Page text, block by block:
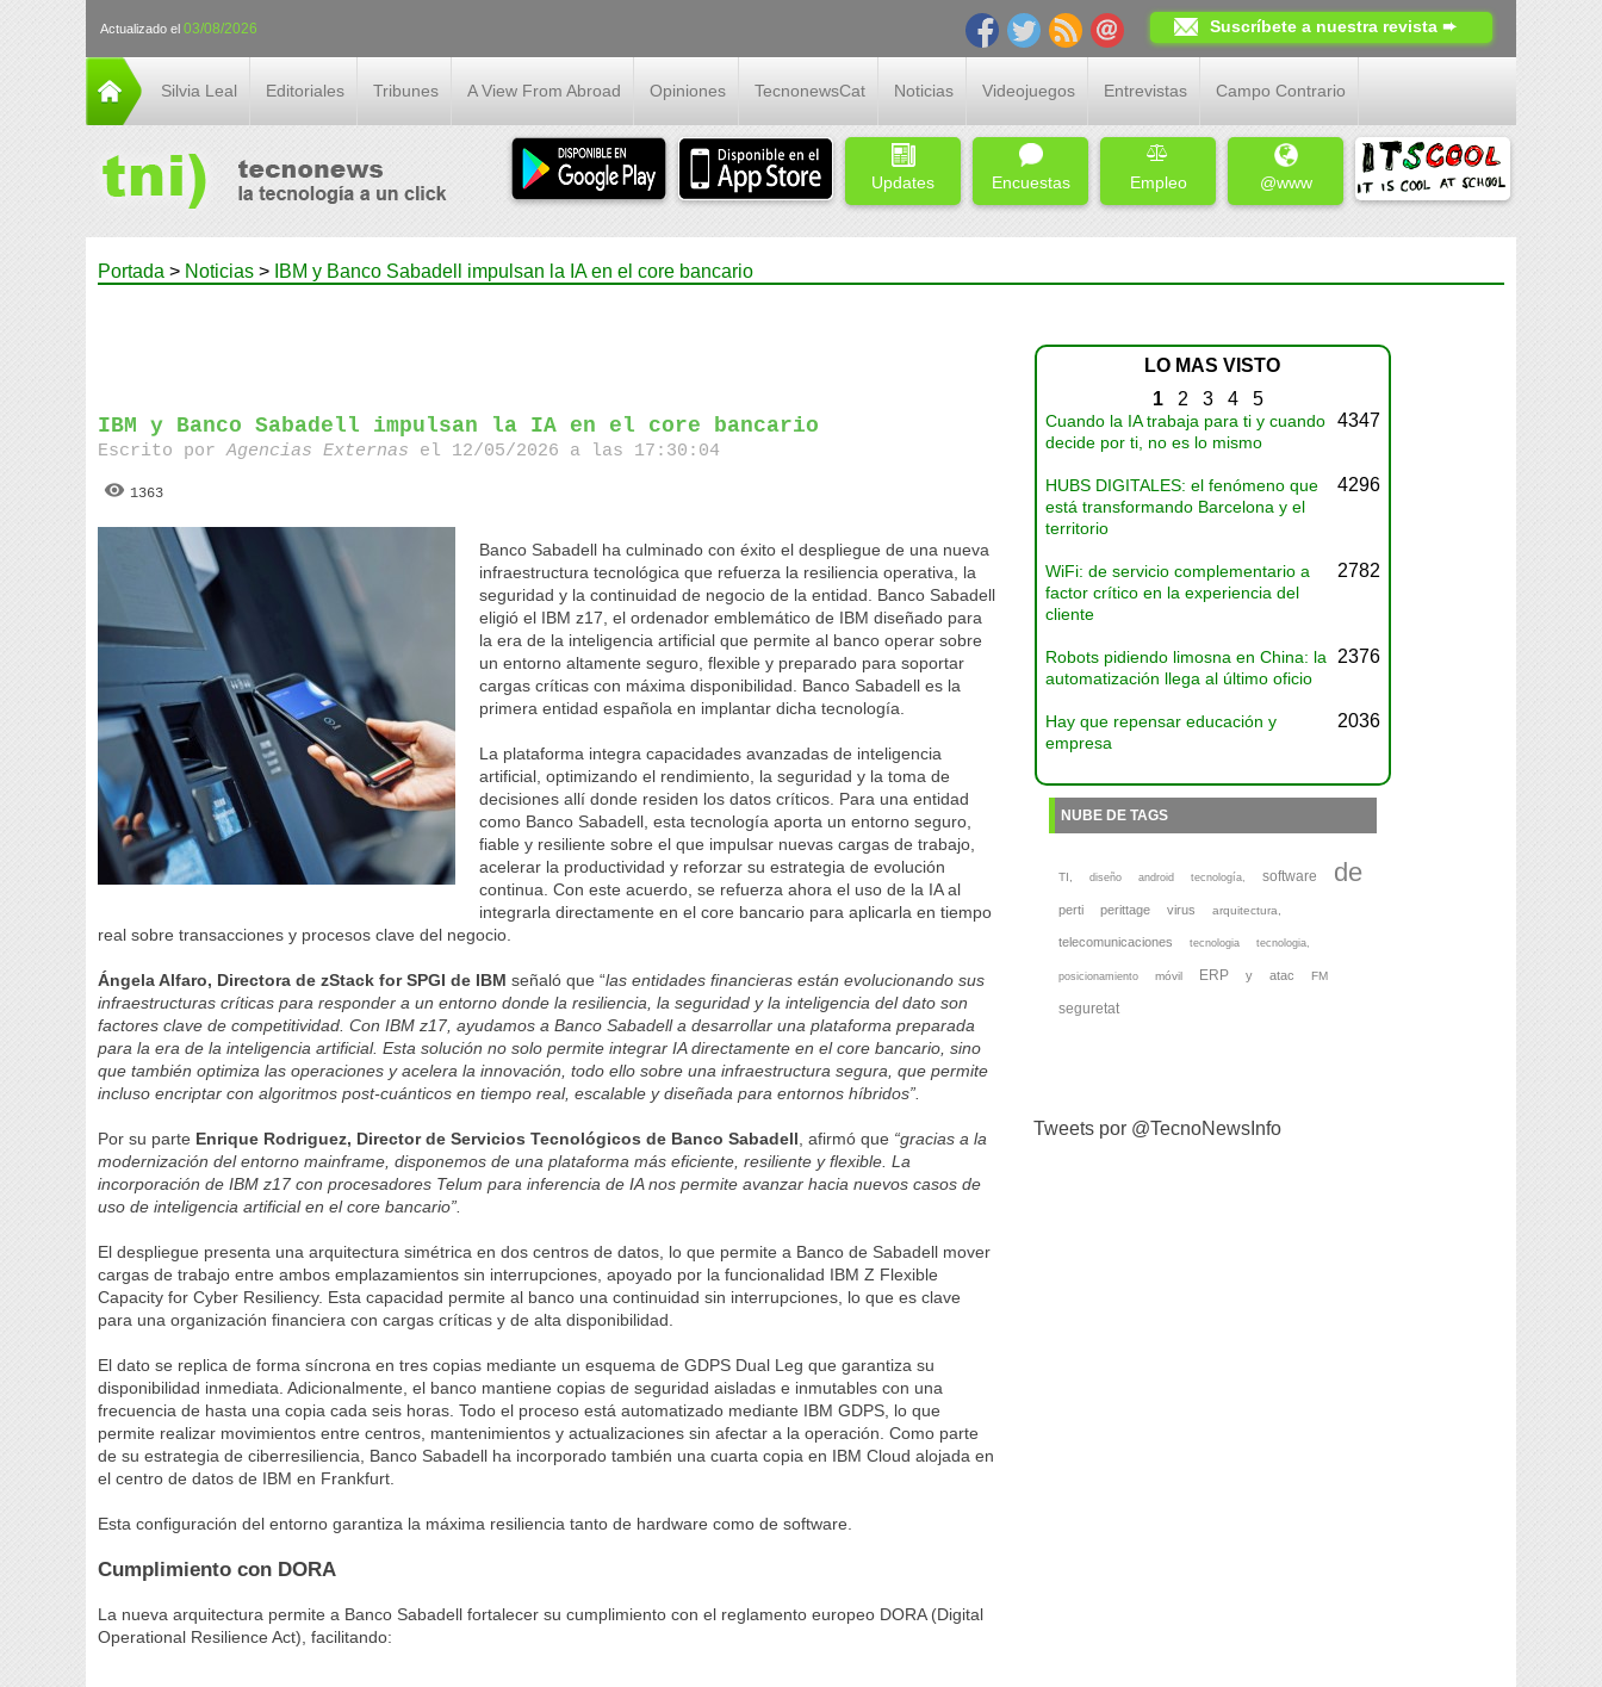
Actualizado el 03/08/2026 Suscríbete a nuestra revista ➨
Silvia Leal Editoriales Tribunes A View From Abroad Opiniones TecnonewsCat Noticias Videojuegos Entrevistas Campo Contrario
Updates Encuestas Empleo @www
Portada > Noticias > IBM y Banco Sabadell impulsan la IA en el core bancario
IBM y Banco Sabadell impulsan la IA en el core bancario
Escrito porAgencias Externas el 12/05/2026 a las 17:30:04
1363
Banco Sabadell ha culminado con éxito el despliegue de una nueva
infraestructura tecnológica que refuerza la resiliencia operativa, la
seguridad y la continuidad de negocio de la entidad. Banco Sabadell
eligió el IBM z17, el ordenador emblemático de IBM diseñado para
la era de la inteligencia artificial que permite al banco operar sobre
un entorno altamente seguro, flexible y preparado para soportar
cargas críticas con máxima disponibilidad. Banco Sabadell es la
primera entidad española en implantar dicha tecnología.
La plataforma integra capacidades avanzadas de inteligencia
artificial, optimizando el rendimiento, la seguridad y la toma de
decisiones allí donde residen los datos críticos. Para una entidad
como Banco Sabadell, esta tecnología aporta un entorno seguro,
fiable y resiliente sobre el que impulsar nuevas cargas de trabajo,
acelerar la productividad y reforzar su estrategia de evolución
continua. Con este acuerdo, se refuerza ahora el uso de la IA al
integrarla directamente en el core bancario para aplicarla en tiempo
real sobre transacciones y procesos clave del negocio.
Ángela Alfaro, Directora de zStack for SPGI de IBM señaló que “las entidades financieras están evolucionando sus
infraestructuras críticas para responder a un entorno donde la resiliencia, la seguridad y la inteligencia del dato son
factores clave de competitividad. Con IBM z17, ayudamos a Banco Sabadell a desarrollar una plataforma preparada
para la era de la inteligencia artificial. Esta solución no solo permite integrar IA directamente en el core bancario, sino
que también optimiza las operaciones y acelera la innovación, todo ello sobre una infraestructura segura, que permite
incluso encriptar con algoritmos post-cuánticos en tiempo real, escalable y diseñada para entornos híbridos”.
Por su parte Enrique Rodriguez, Director de Servicios Tecnológicos de Banco Sabadell , afirmó que “gracias a la
modernización del entorno mainframe, disponemos de una plataforma más eficiente, resiliente y flexible. La
incorporación de IBM z17 con procesadores Telum para inferencia de IA nos permite avanzar hacia nuevos casos de
uso de inteligencia artificial en el core bancario”.
El despliegue presenta una arquitectura simétrica en dos centros de datos, lo que permite a Banco de Sabadell mover
cargas de trabajo entre ambos emplazamientos sin interrupciones, apoyado por la funcionalidad IBM Z Flexible
Capacity for Cyber Resiliency. Esta capacidad permite al banco una continuidad sin interrupciones, lo que es clave
para una organización financiera con cargas críticas y de alta disponibilidad.
El dato se replica de forma síncrona en tres copias mediante un esquema de GDPS Dual Leg que garantiza su
disponibilidad inmediata. Adicionalmente, el banco mantiene copias de seguridad aisladas e inmutables con una
frecuencia de hasta una copia cada seis horas. Todo el proceso está automatizado mediante IBM GDPS, lo que
permite realizar movimientos entre centros, mantenimientos y actualizaciones sin afectar a la operación. Como parte
de su estrategia de ciberresiliencia, Banco Sabadell ha incorporado también una cuarta copia en IBM Cloud alojada en
el centro de datos de IBM en Frankfurt.
Esta configuración del entorno garantiza la máxima resiliencia tanto de hardware como de software.
Cumplimiento con DORA
La nueva arquitectura permite a Banco Sabadell fortalecer su cumplimiento con el reglamento europeo DORA (Digital
Operational Resilience Act), facilitando:
LO MAS VISTO
1 2 3 4 5
Cuando la IA trabaja para ti y cuando
decide por ti, no es lo mismo
4347
HUBS DIGITALES: el fenómeno que
está transformando Barcelona y el
territorio
4296
WiFi: de servicio complementario a
factor crítico en la experiencia del
cliente
2782
Robots pidiendo limosna en China: la
automatización llega al último oficio
2376
Hay que repensar educación y
empresa
2036
NUBE DE TAGS
TI, diseño android tecnología, software de
perti perittage virus arquitectura,
telecomunicaciones tecnologia tecnologia,
posicionamiento móvil ERP y atac FM
seguretat
Tweets por @TecnoNewsInfo